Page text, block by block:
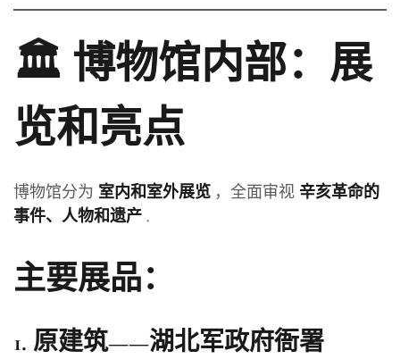
🏛️ 博物馆内部：展
览和亮点
博物馆分为 室内和室外展览 ，全面审视 辛亥革命的
事件、人物和遗产 .
主要展品：
1. 原建筑——湖北军政府衙署